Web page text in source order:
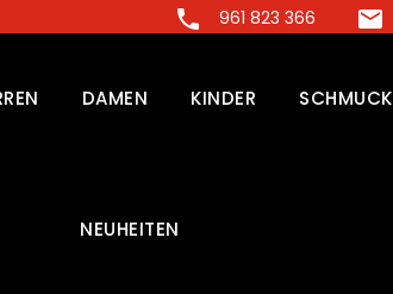
961 823 366
DAMEN KINDER SCHMUCK
NEUHEITEN